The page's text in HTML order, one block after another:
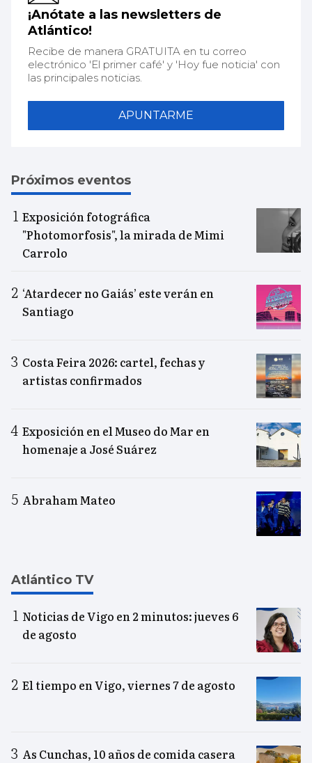
¡Anótate a las newsletters de
Atlántico!
Recibe de manera GRATUITA en tu correo
electrónico 'El primer café' y 'Hoy fue noticia' con
las principales noticias.
APUNTARME
Próximos eventos
Exposición fotográfica
"Photomorfosis", la mirada de Mimi
Carrolo
‘Atardecer no Gaiás’ este verán en
Santiago
Costa Feira 2026: cartel, fechas y
artistas confirmados
Exposición en el Museo do Mar en
homenaje a José Suárez
Abraham Mateo
Atlántico TV
Noticias de Vigo en 2 minutos: jueves 6
de agosto
El tiempo en Vigo, viernes 7 de agosto
As Cunchas, 10 años de comida casera